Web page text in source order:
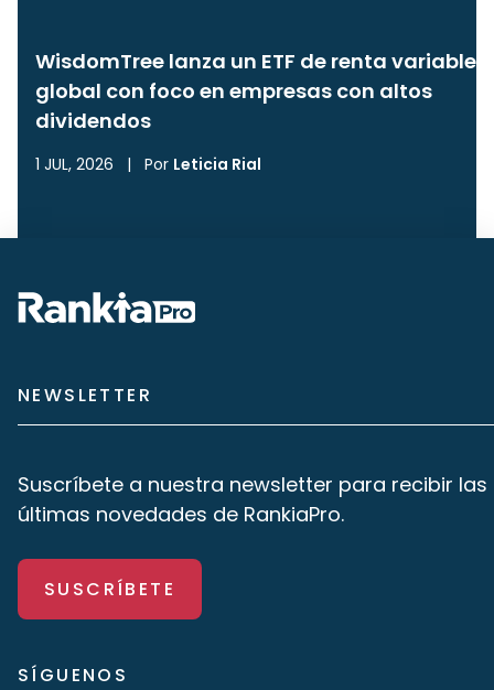
WisdomTree lanza un ETF de renta variable
global con foco en empresas con altos
dividendos
1 JUL, 2026 | Por Leticia Rial
NEWSLETTER
Suscríbete a nuestra newsletter para recibir las
últimas novedades de RankiaPro.
SUSCRÍBETE
SÍGUENOS